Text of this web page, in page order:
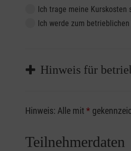
Ich trage meine Kurskosten
Ich werde zum
Hinweis für
Sofern Sie ein
vorliegen müssen.
Hinweis: Alle mit*
Teilnehmerdaten